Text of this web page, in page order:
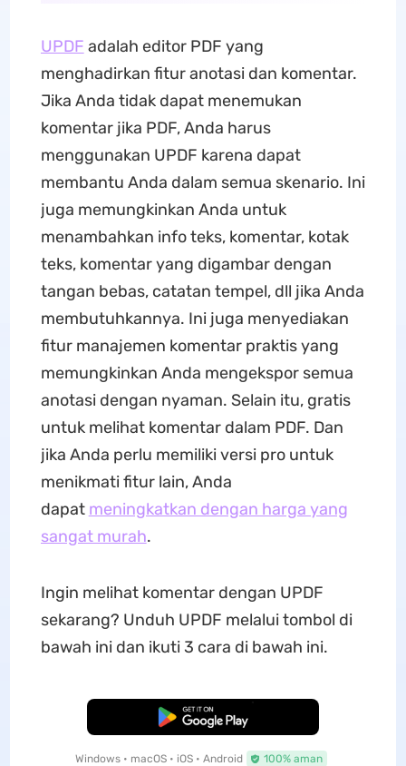
UPDF adalah editor PDF yang
menghadirkan fitur anotasi dan komentar.
Jika Anda tidak dapat menemukan
komentar jika PDF, Anda harus
menggunakan UPDF karena dapat
membantu Anda dalam semua skenario. Ini
juga memungkinkan Anda untuk
menambahkan info teks, komentar, kotak
teks, komentar yang digambar dengan
tangan bebas, catatan tempel, dll jika Anda
membutuhkannya. Ini juga menyediakan
fitur manajemen komentar praktis yang
memungkinkan Anda mengekspor semua
anotasi dengan nyaman. Selain itu, gratis
untuk melihat komentar dalam PDF. Dan
jika Anda perlu memiliki versi pro untuk
menikmati fitur lain, Anda
dapat meningkatkan dengan harga yang
sangat murah.
Ingin melihat komentar dengan UPDF
sekarang? Unduh UPDF melalui tombol di
bawah ini dan ikuti 3 cara di bawah ini.
Unduh Gratis
Windows • macOS • iOS • Android 100% aman